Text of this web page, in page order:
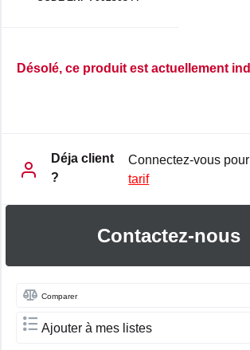
Désolé, ce produit est actuellement
Déja client
?
Connectez-vous
tarif
Contactez-nous
Comparer
Ajouter à mes listes